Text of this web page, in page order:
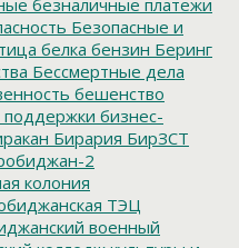
Безопасные и
белка бензин Беринг
Бессмертные дела
бешенство
поддержки бизнес-
Бирария БирЗСТ
2
колония
ТЭЦ
военный